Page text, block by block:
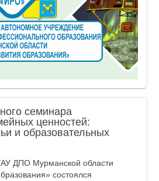
семинара
ценностей:
и образовательных
ДПО Мурманской области
состоялся